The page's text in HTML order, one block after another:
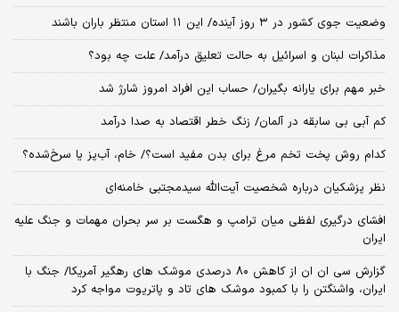
وضعیت جوی کشور در ۳ روز آینده/ این ۱۱ استان منتظر باران باشند
مذاکرات لبنان و اسرائیل به حالت تعلیق درآمد/ علت چه بود؟
خبر مهم برای یارانه بگیران/ حساب این افراد امروز شارژ شد
کم آبی بی سابقه در آلمان/ زنگ خطر اقتصاد به صدا درآمد
کدام روش پخت تخم مرغ برای بدن مفید است؟/ خام، آب‌پز یا سرخ‌شده؟
نظر پزشکیان درباره شخصیت آیت‌الله سیدمجتبی خامنه‌ای
افشای درگیری لفظی میان ترامپ و هگست بر سر بحران مهمات و جنگ علیه
ایران
گزارش سی ان ان از کاهش ۸۰ درصدی موشک های رهگیر آمریکا/ جنگ با
ایران، واشنگتن را با کمبود موشک های تاد و پاتریوت مواجه کرد